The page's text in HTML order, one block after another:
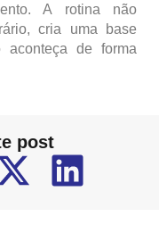
A rotina não
cria uma base
aconteça de forma
post